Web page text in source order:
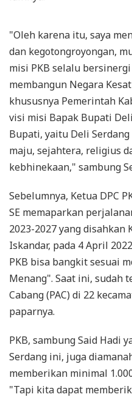
"Oleh karena itu, saya
dan kegotongroyongan,
misi PKB selalu
membangun Negara
khususnya Pemerintah
visi misi Bapak Bupati
Bupati, yaitu Deli
maju, sejahtera, religius
kebhinekaan," sambung
Sebelumnya, Ketua DPC
SE memaparkan
2023-2027 yang disahkan
Iskandar, pada 4 April
PKB bisa bangkit sesuai
Menang". Saat ini, sudah
Cabang (PAC) di 22
paparnya.
PKB, sambung Said Hadi
Serdang ini, juga
memberikan minimal
"Tapi kita dapat